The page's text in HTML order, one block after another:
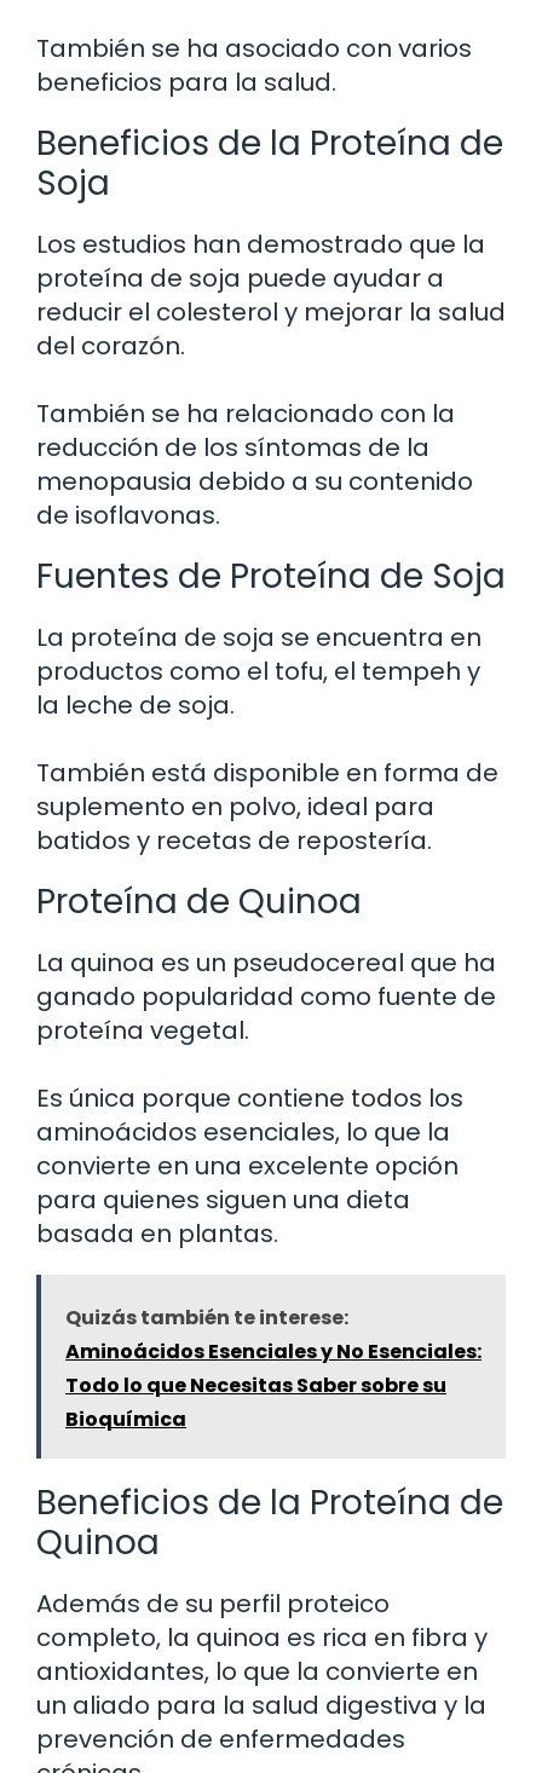
También se ha asociado con varios
beneficios para la salud.
Beneficios de la Proteína de
Soja
Los estudios han demostrado que la
proteína de soja puede ayudar a
reducir el colesterol y mejorar la salud
del corazón.
También se ha relacionado con la
reducción de los síntomas de la
menopausia debido a su contenido
de isoflavonas.
Fuentes de Proteína de Soja
La proteína de soja se encuentra en
productos como el tofu, el tempeh y
la leche de soja.
También está disponible en forma de
suplemento en polvo, ideal para
batidos y recetas de repostería.
Proteína de Quinoa
La quinoa es un pseudocereal que ha
ganado popularidad como fuente de
proteína vegetal.
Es única porque contiene todos los
aminoácidos esenciales, lo que la
convierte en una excelente opción
para quienes siguen una dieta
basada en plantas.
Quizás también te interese:
Aminoácidos Esenciales y No Esenciales:
Todo lo que Necesitas Saber sobre su
Bioquímica
Beneficios de la Proteína de
Quinoa
Además de su perfil proteico
completo, la quinoa es rica en fibra y
antioxidantes, lo que la convierte en
un aliado para la salud digestiva y la
prevención de enfermedades